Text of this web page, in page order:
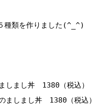
種類を作りました(^_^)
しまし丼 1380（税込）
ましまし丼 1380（税込）